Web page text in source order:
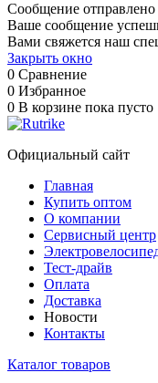
Сообщение отправлено
Ваше сообщение
Вами свяжется наш
Закрыть окно
0 Сравнение
0 Избранное
0 В корзине пока пусто
Официальный сайт
Главная
Купить оптом
О компании
Сервисный центр
Тест-драйв
Оплата
Доставка
Новости
Контакты
Каталог товаров